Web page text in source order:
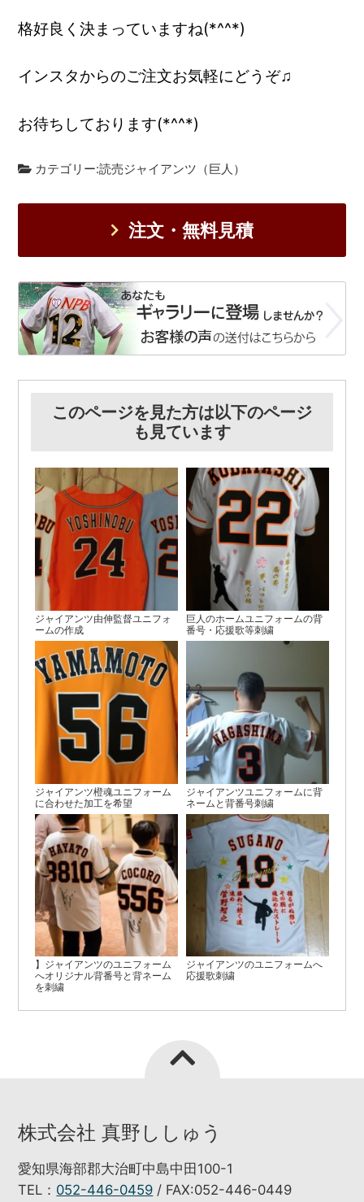
格好良く決まっていますね(*^^*)
インスタからのご注文お気軽にどうぞ♫
お待ちしております(*^^*)
カテゴリー:読売ジャイアンツ（巨人）
注文・無料見積
このページを見た方は以下のページ
も見ています
ジャイアンツ由伸監督ユニフォ
ームの作成
巨人のホームユニフォームの背
番号・応援歌等刺繍
ジャイアンツ橙魂ユニフォーム
に合わせた加工を希望
ジャイアンツユニフォームに背
ネームと背番号刺繍
】ジャイアンツのユニフォーム
へオリジナル背番号と背ネーム
を刺繍
ジャイアンツのユニフォームへ
応援歌刺繍
株式会社 真野ししゅう
愛知県海部郡大治町中島中田100-1
TEL： 052-446-0459 / FAX:052-446-0449